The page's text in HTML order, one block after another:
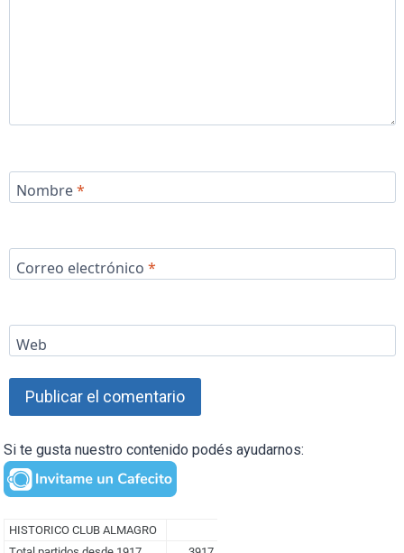
Nombre*
Correo electrónico *
Web
Si te gusta nuestro contenido podés ayudarnos: